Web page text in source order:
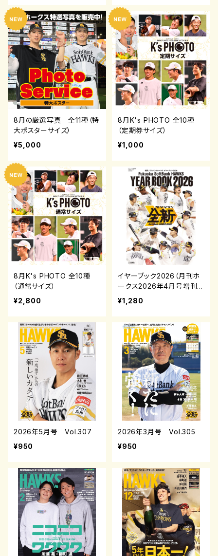
8月の厳選写真 全11種（特
大ポスターサイズ）
¥5,000
8月K's PHOTO 全10種
（定期券サイズ）
¥1,000
8月K's PHOTO 全10種
（通常サイズ）
¥2,800
イヤーブック2026（月刊ホ
ークス2026年4月号増刊）
¥1,280
2026年5月号 Vol.307
¥950
2026年3月号 Vol.305
¥950